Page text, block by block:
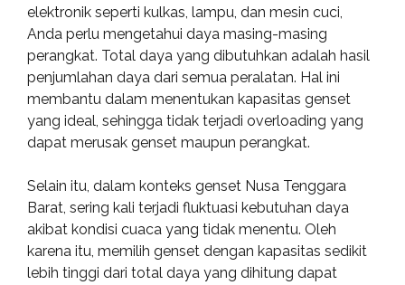
elektronik seperti kulkas, lampu, dan mesin cuci,
Anda perlu mengetahui daya masing-masing
perangkat. Total daya yang dibutuhkan adalah hasil
penjumlahan daya dari semua peralatan. Hal ini
membantu dalam menentukan kapasitas genset
yang ideal, sehingga tidak terjadi overloading yang
dapat merusak genset maupun perangkat.
Selain itu, dalam konteks genset Nusa Tenggara
Barat, sering kali terjadi fluktuasi kebutuhan daya
akibat kondisi cuaca yang tidak menentu. Oleh
karena itu, memilih genset dengan kapasitas sedikit
lebih tinggi dari total daya yang dihitung dapat